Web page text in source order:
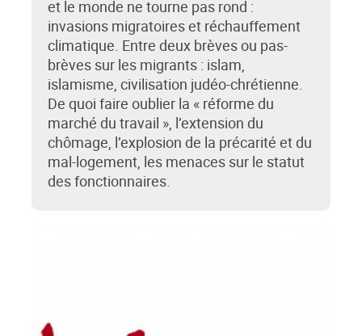
et le monde ne tourne pas rond :
invasions migratoires et réchauffement
climatique. Entre deux brèves ou pas-
brèves sur les migrants : islam,
islamisme, civilisation judéo-chrétienne.
De quoi faire oublier la « réforme du
marché du travail », l’extension du
chômage, l’explosion de la précarité et du
mal-logement, les menaces sur le statut
des fonctionnaires.